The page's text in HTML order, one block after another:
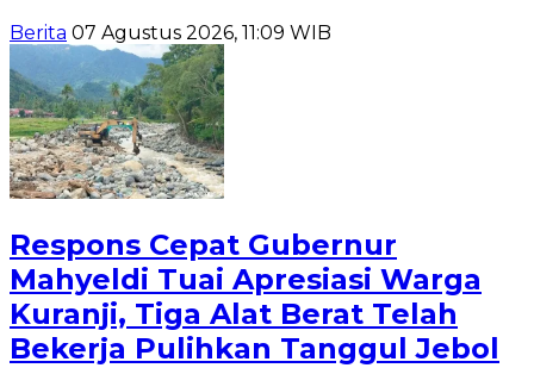
Berita 07 Agustus 2026, 11:09 WIB
Respons Cepat Gubernur
Mahyeldi Tuai Apresiasi Warga
Kuranji, Tiga Alat Berat Telah
Bekerja Pulihkan Tanggul Jebol